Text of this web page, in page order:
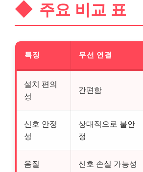
주요 비교 표
특징 무선 연결
설치 편의
성
간편함
신호 안정
성
상대적으로 불안
정
음질 신호 손실 가능성